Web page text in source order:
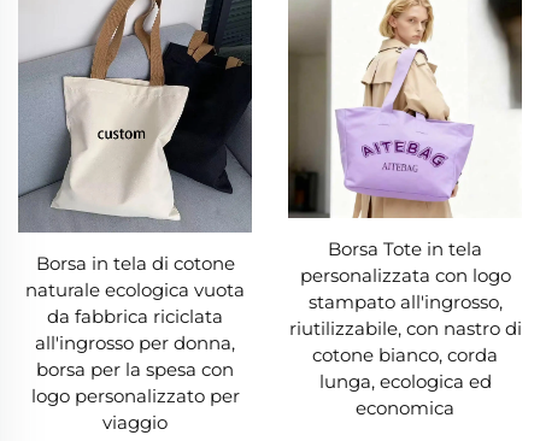
continue per sostituzioni frequenti, mentre una
singola borsa in tela ne può sostituire centinaia.
Molti negozi offrono sconti per chi utilizza una
borsa in tela e quelle di alta qualità possono
durare per anni. Per chi fa la spesa con il budget
o per gli investitori attenti, una borsa in tela
rappresenta una scelta finanziaria intelligente.
6. Traspirante e sicura per la conservazione
La traspirabilità del telaio rende una borsa in tela
ideale per conservare oggetti che necessitano
di ventilazione. A differenza della plastica (che
Borsa in tela di cotone
naturale ecologica vuota
da fabbrica riciclata
all'ingrosso per donna,
borsa per la spesa con
logo personalizzato per
viaggio
Borsa Tote in tela
personalizzata con logo
stampato all'ingrosso,
riutilizzabile, con nastro di
cotone bianco, corda
lunga, ecologica ed
economica